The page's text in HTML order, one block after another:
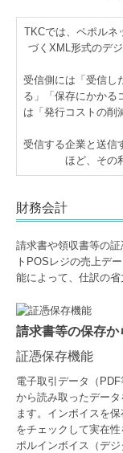
TKCでは、ペポルネ
づくXML形式のデ
受信側には「受信し
る」「保存にかかる
は「発行コストの削
受信する企業と送信
ほど、その
財務会計
請求書や領収書等の
トPOSレジの売上デ
能によって、仕訳の省
請求書等の保存
証憑保存機能
電子取引データ（
から読み取ったデー
ます。インボイスを
をチェックして実在
ポルインボイス（デ